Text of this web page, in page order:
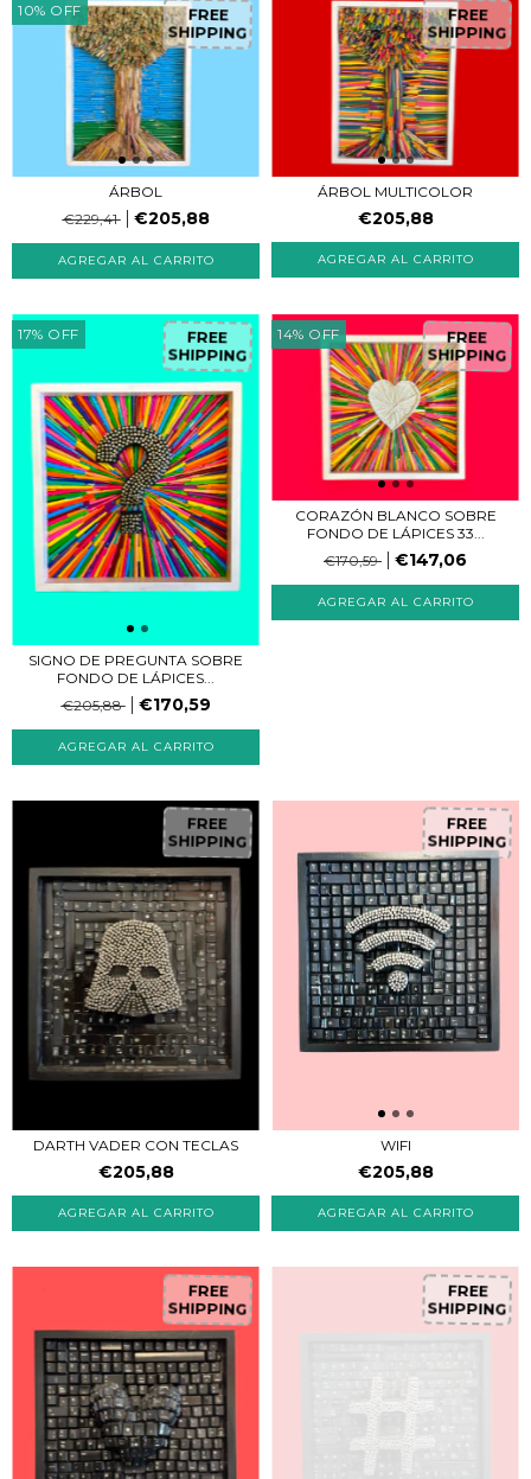
10% OFF FREE
SHIPPING
ÁRBOL
€229,41
€205,88
FREE
SHIPPING
ÁRBOL MULTICOLOR
€205,88
17% OFF FREE
SHIPPING
SIGNO DE PREGUNTA SOBRE
FONDO DE LÁPICES...
€205,88
€170,59
14% OFF FREE
SHIPPING
CORAZÓN BLANCO SOBRE
FONDO DE LÁPICES 33...
€170,59
€147,06
FREE
SHIPPING
DARTH VADER CON TECLAS
€205,88
FREE
SHIPPING
WIFI
€205,88
FREE
SHIPPING
FREE
SHIPPING